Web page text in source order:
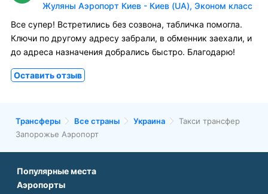
Жуляны Аэропорт Киев - Киев (UA), Эконом класс
Все супер! Встретились без созвона, табличка помогла.
Ключи по другому адресу забрали, в обменник заехали, и
до адреса назначения добрались быстро. Благодарю!
Оставить отзыв
Трансферы Все страны Украина
Такси трансфер
Запорожье Аэропорт
Популярные места
Аэропорт Подгорицы
Аэропорты